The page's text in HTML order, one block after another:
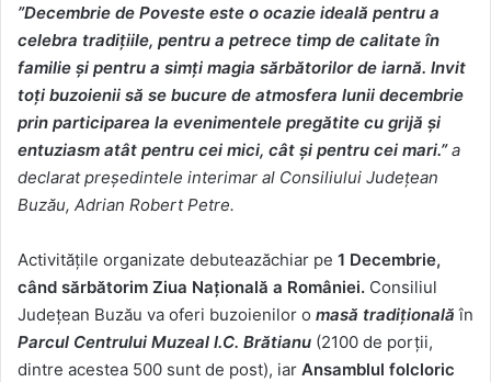
”Decembrie de Poveste este o ocazie ideală pentru a
celebra tradițiile, pentru a petrece timp de calitate în
familie și pentru a simți magia sărbătorilor de iarnă. Invit
toți buzoienii să se bucure de atmosfera lunii decembrie
prin participarea la evenimentele pregătite cu grijă și
entuziasm atât pentru cei mici, cât și pentru cei mari.” a
declarat președintele interimar al Consiliului Județean
Buzău, Adrian Robert Petre.
Activitățile organizate debuteazăchiar pe 1 Decembrie,
când sărbătorim Ziua Națională a României. Consiliul
Județean Buzău va oferi buzoienilor o masă tradiționalăîn
Parcul Centrului Muzeal I.C. Brătianu (2100 de porții,
dintre acestea 500 sunt de post), iar Ansamblul folcloric